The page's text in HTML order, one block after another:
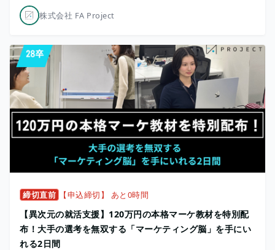
株式会社 FA Project
締切直前 【申込締切】 あと0時間
【異次元の就活支援】120万円の本格マーケ教材を特別配
布！大手の選考を無双する「マーケティング脳」を手にい
れる2日間